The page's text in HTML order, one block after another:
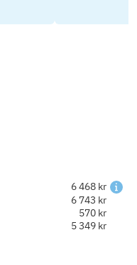
6 468 kr
6 743 kr
570 kr
5 349 kr